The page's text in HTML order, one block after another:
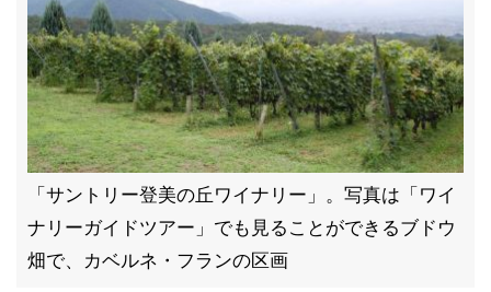
「サントリー登美の丘ワイナリー」。写真は「ワイ
ナリーガイドツアー」でも見ることができるブドウ
畑で、カベルネ・フランの区画